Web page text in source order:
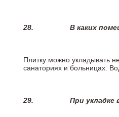
28. В каких
Плитку можно укладывать
санаториях и больницах.
29. При укладке